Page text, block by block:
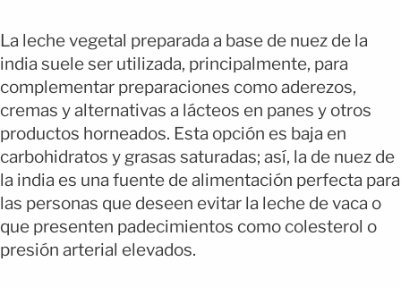
La leche vegetal preparada a base de nuez de la
india suele ser utilizada, principalmente, para
complementar preparaciones como aderezos,
cremas y alternativas a lácteos en panes y otros
productos horneados. Esta opción es baja en
carbohidratos y grasas saturadas; así, la de nuez de
la india es una fuente de alimentación perfecta para
las personas que deseen evitar la leche de vaca o
que presenten padecimientos como colesterol o
presión arterial elevados.